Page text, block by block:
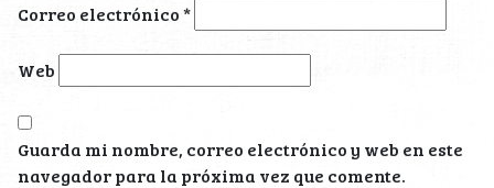
Correo electrónico*
Web
Guarda mi nombre, correo electrónico y web en este
navegador para la próxima vez que comente.